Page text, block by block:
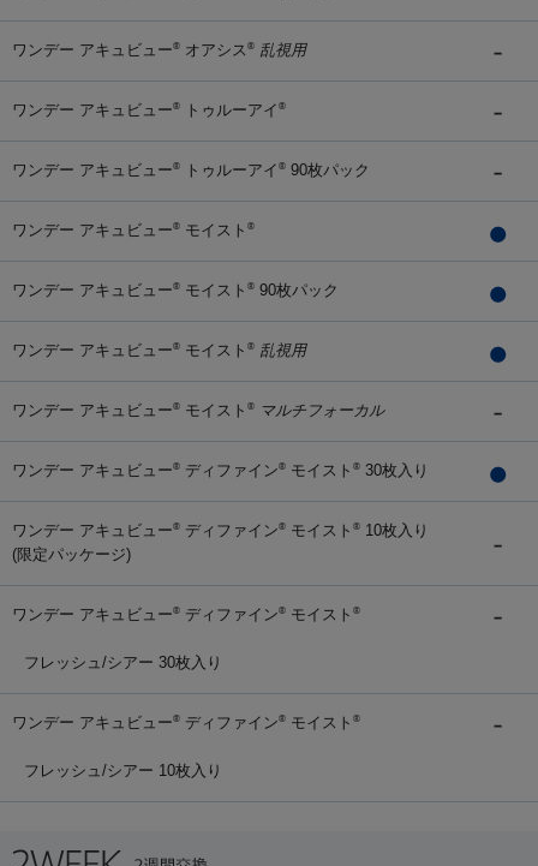
ワンデー アキュビュー® オアシス ® 乱視用
ワンデー アキュビュー® トゥルーアイ ®
ワンデー アキュビュー® トゥルーアイ ® 90枚パック
ワンデー アキュビュー® モイスト ®
ワンデー アキュビュー® モイスト ® 90枚パック
ワンデー アキュビュー® モイスト ® 乱視用
ワンデー アキュビュー® モイスト ® マルチフォーカル
ワンデー アキュビュー® ディファイン® モイスト ® 30枚入り
ワンデー アキュビュー® ディファイン® モイスト ® 10枚入り
(限定パッケージ)
ワンデー アキュビュー® ディファイン® モイスト ®
フレッシュ/シアー 30枚入り
ワンデー アキュビュー® ディファイン® モイスト ®
フレッシュ/シアー 10枚入り